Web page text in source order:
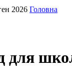
2026 Головна
для